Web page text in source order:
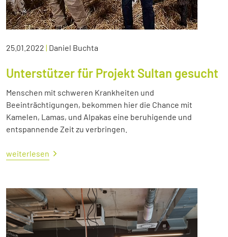
25.01.2022 | Daniel Buchta
Unterstützer für Projekt Sultan gesucht
Menschen mit schweren Krankheiten und
Beeinträchtigungen, bekommen hier die Chance mit
Kamelen, Lamas, und Alpakas eine beruhigende und
entspannende Zeit zu verbringen.
weiterlesen